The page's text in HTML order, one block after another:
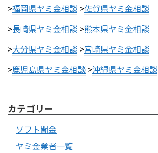
>福岡県ヤミ金相談 >佐賀県ヤミ金相談
>長崎県ヤミ金相談 >熊本県ヤミ金相談
>大分県ヤミ金相談 >宮崎県ヤミ金相談
>鹿児島県ヤミ金相談 >沖縄県ヤミ金相談
カテゴリー
ソフト闇金
ヤミ金業者一覧